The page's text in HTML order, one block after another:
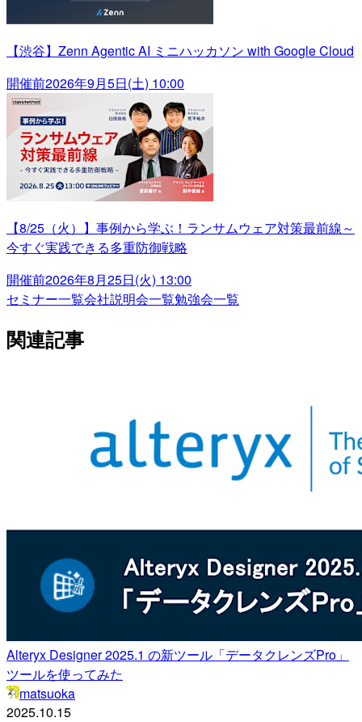
【渋谷】Zenn Agentic AI ミニハッカソン with Google Cloud
開催前2026年9月5日(土) 10:00
【8/25（火）】事例から学ぶ！ランサムウェア対策最前線～
今すぐ実践できる多重防御戦略
開催前2026年8月25日(火) 13:00
セミナー一覧会社説明会一覧勉強会一覧
関連記事
Alteryx Designer 2025.1 の新ツール「データクレンズPro」
ツールを使ってみた
matsuoka
2025.10.15